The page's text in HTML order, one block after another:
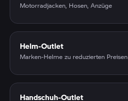
Motorradjacken, Hosen, Anzüge
Helm-Outlet
Marken-Helme zu reduzierten Preisen
Handschuh-Outlet